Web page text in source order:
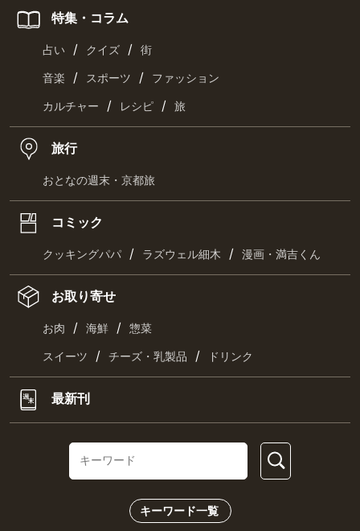
特集・コラム
占い / クイズ / 街
音楽 / スポーツ / ファッション
カルチャー / レシピ / 旅
旅行
おとなの週末・京都旅
コミック
クッキングパパ / ラズウェル細木 / 漫画・満吉くん
お取り寄せ
お肉 / 海鮮 / 惣菜
スイーツ / チーズ・乳製品 / ドリンク
最新刊
キーワード一覧